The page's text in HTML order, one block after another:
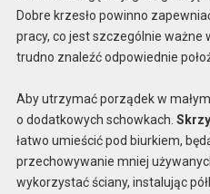
Dobre krzesło powinno
pracy, co jest szczególnie ważne
trudno znaleźć odpowiednie
Aby utrzymać porządek w
o dodatkowych schowkach.
łatwo umieścić pod biurkiem,
przechowywanie mniej
wykorzystać ściany, instalując